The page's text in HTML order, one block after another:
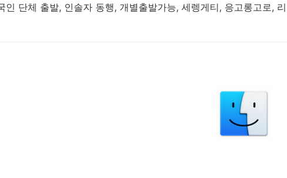
인 단체 출발, 인솔자 동행, 개별출발가능, 세렝게티, 응고롱고로,